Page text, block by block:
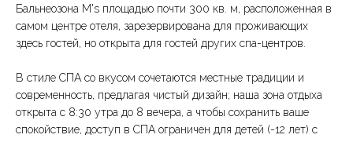
Бальнеозона M's площадью почти 300 кв. м, расположенная в
самом центре отеля, зарезервирована для проживающих
здесь гостей, но открыта для гостей других спа-центров.
В стиле СПА со вкусом сочетаются местные традиции и
современность, предлагая чистый дизайн; наша зона отдыха
открыта с 8:30 утра до 8 вечера, а чтобы сохранить ваше
спокойствие, доступ в СПА ограничен для детей (-12 лет) с